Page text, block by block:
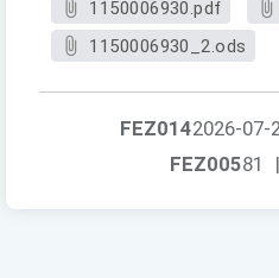
1150006930.pdf
1150006930_2.ods
FEZ0142026-07-
FEZ00581 |